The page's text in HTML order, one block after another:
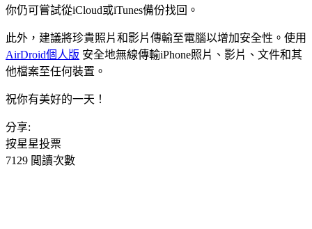
你仍可嘗試從iCloud或iTunes備份找回。
此外，建議將珍貴照片和影片傳輸至電腦以增加安全性。使用
AirDroid個人版 安全地無線傳輸iPhone照片、影片、文件和其
他檔案至任何裝置。
祝你有美好的一天！
分享:
按星星投票
7129 閲讀次數